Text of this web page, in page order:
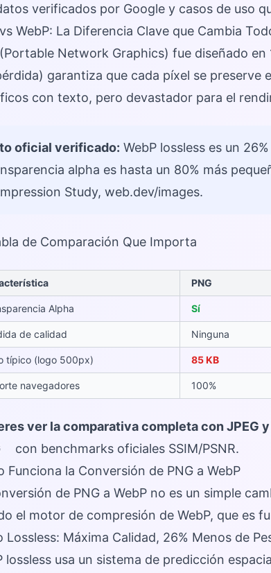
verificados por Google y casos de uso
WebP: La Diferencia Clave que Cambia
Network Graphics) fue diseñado
garantiza que cada píxel se
con texto, pero devastador para el
oficial verificado: WebP lossless es un
alpha es hasta un 80% más
Study, web.dev/images.
de Comparación Que Importa
PNG
Alpha Sí
de calidad Ninguna
típico (logo 500px) 85 KB
navegadores 100%
ver la comparativa completa con JPEG y
con benchmarks oficiales SSIM/PSNR.
Funciona la Conversión de PNG a WebP
de PNG a WebP no es un simple
el motor de compresión de WebP, que es
Lossless: Máxima Calidad, 26% Menos de
lossless usa un sistema de predicción